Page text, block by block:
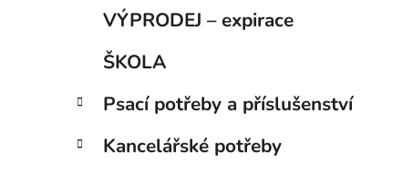
VÝPRODEJ – expirace
ŠKOLA
Psací potřeby a příslušenství
Kancelářské potřeby